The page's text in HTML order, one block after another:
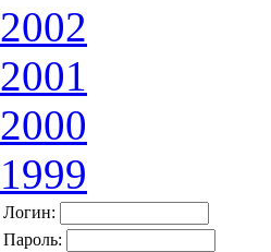
2002
2001
2000
1999
Логин:
Пароль: